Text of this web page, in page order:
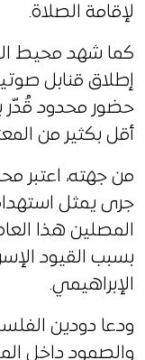
لإقامة الصلاة.
كما شهد محيط
إطلاق قنابل
أقل بكثير من
من جهته، اعتبر
جرى يمثل
المصلين هذا
بسبب القيود
الإبراهيمي.
ودعا دودين
والصمود داخل